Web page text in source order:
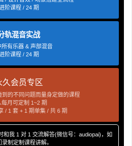
理
阶课程 / 24 期
轨混音实战
所有乐器 & 声部混音
阶课程 / 24 期
久会员专区
到的不同问题而量身定做的课程
每月可定制 1~2 期
/ 1 套 + 1 期单集 / 共 6 期
我 1 对 1 交流解答(微信号：audiopai)，如
制定制课程讲解。